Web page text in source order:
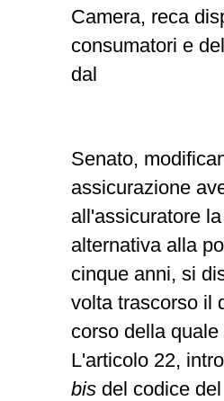
Camera, reca
consumatori e
dal
Senato,
assicurazione
all'assicuratore
alternativa alla
cinque anni, si
volta trascorso il
corso della
L'articolo 22,
bis del codice